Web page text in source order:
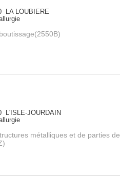
LA LOUBIERE
L'ISLE-JOURDAIN
métalliques et de parties de